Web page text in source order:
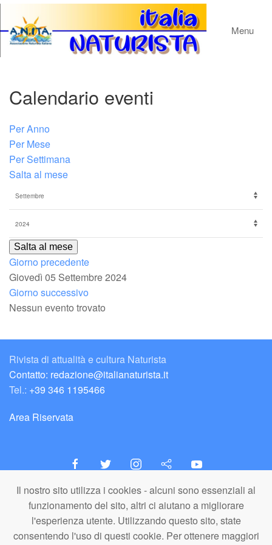
Il nostro sito utilizza i cookies - alcuni sono essenziali al
funzionamento del sito, altri ci aiutano a migliorare
l'esperienza utente. Utilizzando questo sito, state
consentendo l'uso di questi cookie. Per ottenere maggiori
Menu
Calendario eventi
Per Anno
Per Mese
Per Settimana
Salta al mese
Salta al mese
Giorno precedente
Giovedì 05 Settembre 2024
Giorno successivo
Nessun evento trovato
Rivista di attualità e cultura Naturista
Contatto: redazione@italianaturista.it
Tel.: +39 346 1195466
Area Riservata
italiaNATURISTA
Editore e Redazione
A.N.ITA. Associazione Naturista Italiana (APS)
C.F. 80203710159